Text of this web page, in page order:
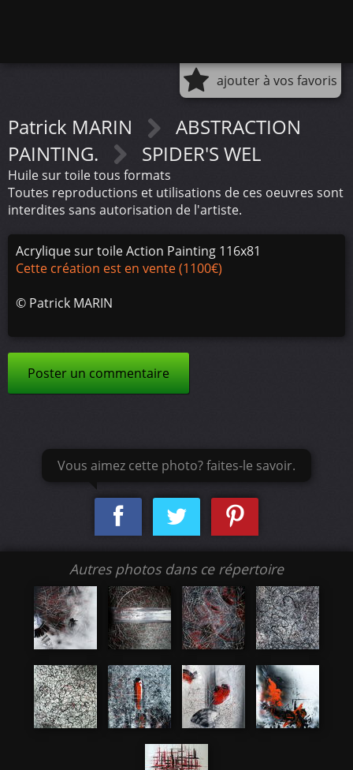
ajouter à vos favoris
Patrick MARIN
ABSTRACTION
PAINTING.
SPIDER'S WEL
Huile sur toile tous formats
Toutes reproductions et utilisations de ces oeuvres sont
interdites sans autorisation de l'artiste.
Acrylique sur toile Action Painting 116x81
Cette création est en vente (1100€)
© Patrick MARIN
Poster un commentaire
Vous aimez cette photo? faites-le savoir.
Autres photos dans ce répertoire